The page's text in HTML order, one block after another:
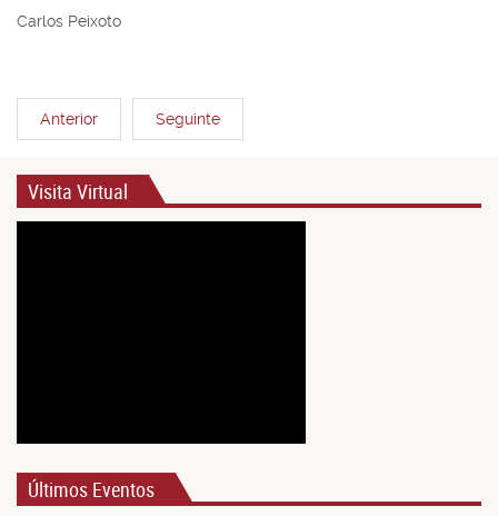
Carlos Peixoto
Anterior Seguinte
Visita Virtual
Últimos Eventos